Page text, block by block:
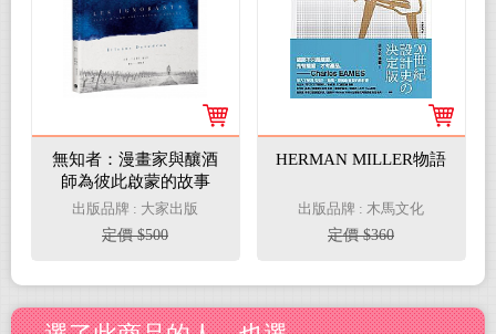
無知者：漫畫家與釀酒
師為彼此啟蒙的故事
出版品牌 : 大家出版
定價 $500
HERMAN MILLER物語
出版品牌 : 木馬文化
定價 $360